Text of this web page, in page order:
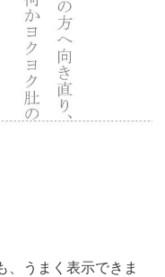
、うまく表示できま